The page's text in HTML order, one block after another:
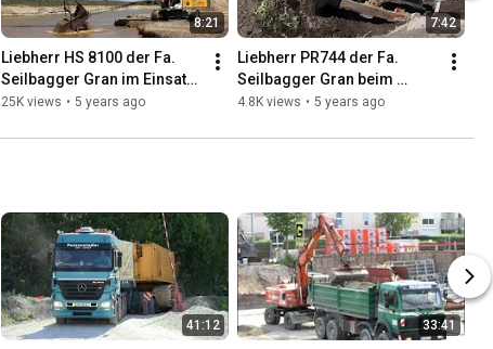
8:21
Liebherr HS 8100 der Fa.
Seilbagger Gran im Einsatz
in der Kiesgewinnung
25K views • 5 years ago
7:42
Liebherr PR744 der Fa.
Seilbagger Gran beim
Humus schieben / Liebherr
4.8K views • 5 years ago
41:12 33:41